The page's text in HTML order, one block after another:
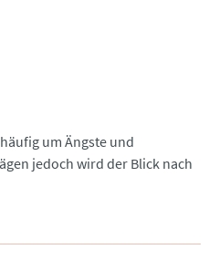
um Ängste und
jedoch wird der Blick nach